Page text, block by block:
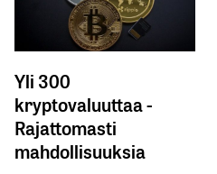
Yli 300
kryptovaluuttaa -
Rajattomasti
mahdollisuuksia